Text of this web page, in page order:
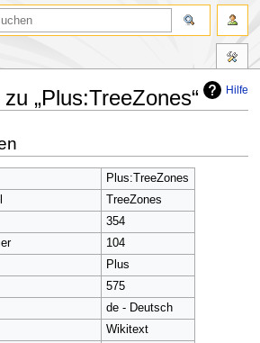
Hilfe
„Plus:TreeZones“
Plus:TreeZones
TreeZones
354
104
Plus
575
de - Deutsch
Wikitext